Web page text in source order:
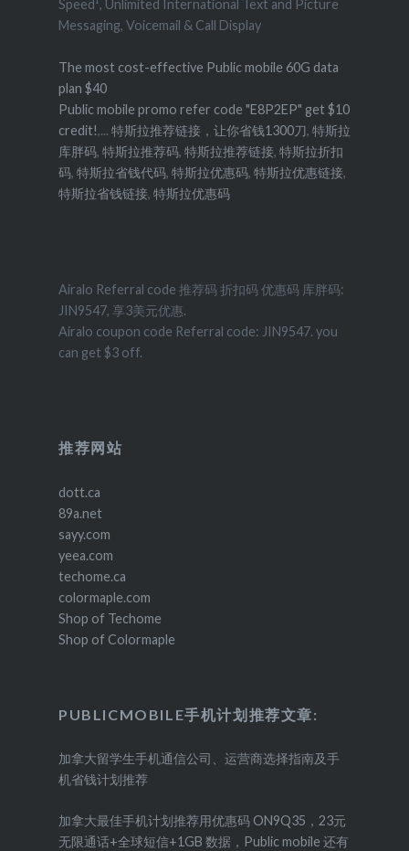
Speed¹, Unlimited International Text and Picture
Messaging, Voicemail & Call Display
The most cost-effective Public mobile 60G data
plan $40
Public mobile promo refer code "E8P2EP" get $10
credit!,... 特斯拉推荐链接，让你省钱1300刀, 特斯拉
库胖码, 特斯拉推荐码, 特斯拉推荐链接, 特斯拉折扣
码, 特斯拉省钱代码, 特斯拉优惠码, 特斯拉优惠链接,
特斯拉省钱链接, 特斯拉优惠码
Airalo Referral code 推荐码 折扣码 优惠码 库胖码:
JIN9547, 享3美元优惠.
Airalo coupon code Referral code: JIN9547. you
can get $3 off.
推荐网站
dott.ca
89a.net
sayy.com
yeea.com
techome.ca
colormaple.com
Shop of Techome
Shop of Colormaple
PUBLICMOBILE手机计划推荐文章:
加拿大留学生手机通信公司、运营商选择指南及手
机省钱计划推荐
加拿大最佳手机计划推荐用优惠码 ON9Q35，23元
无限通话+全球短信+1GB 数据，Public mobile 还有